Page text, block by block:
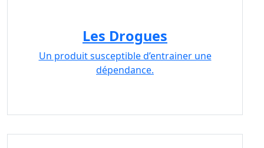
Les Drogues
Un produit susceptible d’entrainer une
dépendance.